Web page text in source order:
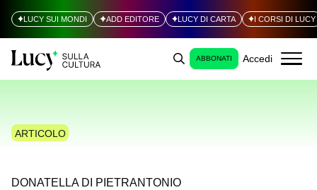
LUCY SUI MONDI ADD EDITORE LUCY DI CARTA I CORSI DI LUCY
ABBONATI Accedi
ARTICOLO
DONATELLA DI PIETRANTONIO